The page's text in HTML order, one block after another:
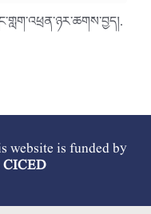
website is funded by
CICED